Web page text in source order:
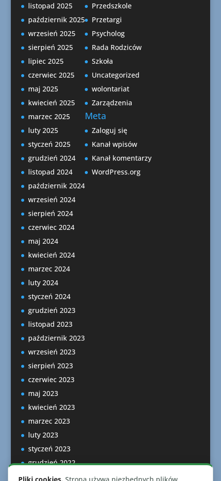
listopad 2025
październik 2025
wrzesień 2025
sierpień 2025
lipiec 2025
czerwiec 2025
maj 2025
kwiecień 2025
marzec 2025
luty 2025
styczeń 2025
grudzień 2024
listopad 2024
październik 2024
wrzesień 2024
sierpień 2024
czerwiec 2024
maj 2024
kwiecień 2024
marzec 2024
luty 2024
styczeń 2024
grudzień 2023
listopad 2023
październik 2023
wrzesień 2023
sierpień 2023
czerwiec 2023
maj 2023
kwiecień 2023
marzec 2023
luty 2023
styczeń 2023
grudzień 2022
listopad 2022
Przedszkole
Przetargi
Psycholog
Rada Rodziców
Szkoła
Uncategorized
wolontariat
Zarządzenia
Meta
Zaloguj się
Kanał wpisów
Kanał komentarzy
WordPress.org